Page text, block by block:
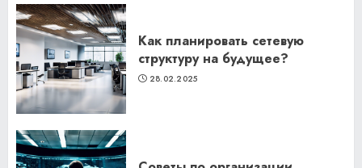
Как планировать сетевую
структуру на будущее?
28.02.2025